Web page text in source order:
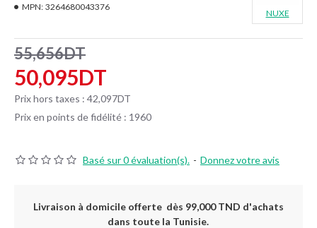
Basé sur 0 évaluation(s). - Donnez votre avis
50,095DT
55,656DT
Prix hors taxes : 42,097DT
Prix en points de fidélité : 1960
MPN: 3264680043376
NUXE
Livraison à domicile offerte dès 99,000 TND d'achats
dans toute la Tunisie.